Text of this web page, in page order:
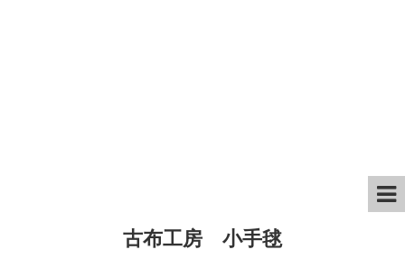
古布工房 小手毬